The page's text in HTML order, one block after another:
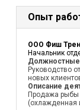
Опыт
ООО Фиш
Начальник
Должностные
Руководство
новых
Описание
Продажа рыбы
(охлажденная